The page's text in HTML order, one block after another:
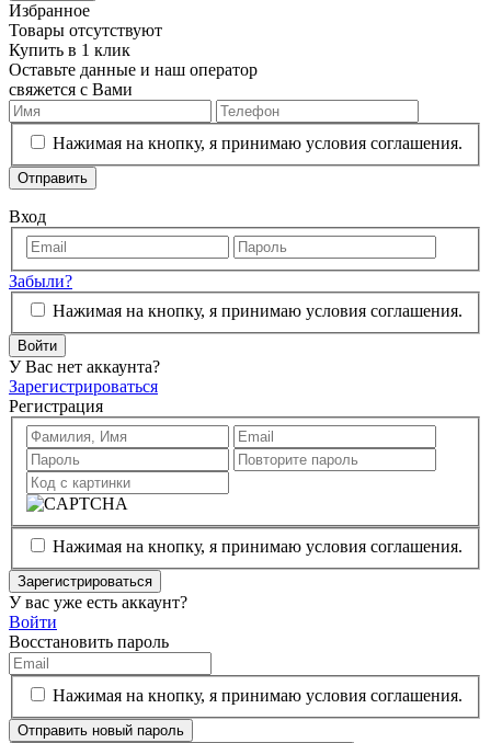
Избранное
Товары отсутствуют
Купить в 1 клик
Оставьте данные и наш оператор
свяжется с Вами
Нажимая на кнопку, я принимаю условия соглашения.
Отправить
Вход
Забыли?
Нажимая на кнопку, я принимаю условия соглашения.
Войти
У Вас нет аккаунта?
Зарегистрироваться
Регистрация
Нажимая на кнопку, я принимаю условия соглашения.
Зарегистрироваться
У вас уже есть аккаунт?
Войти
Восстановить пароль
Нажимая на кнопку, я принимаю условия соглашения.
Отправить новый пароль